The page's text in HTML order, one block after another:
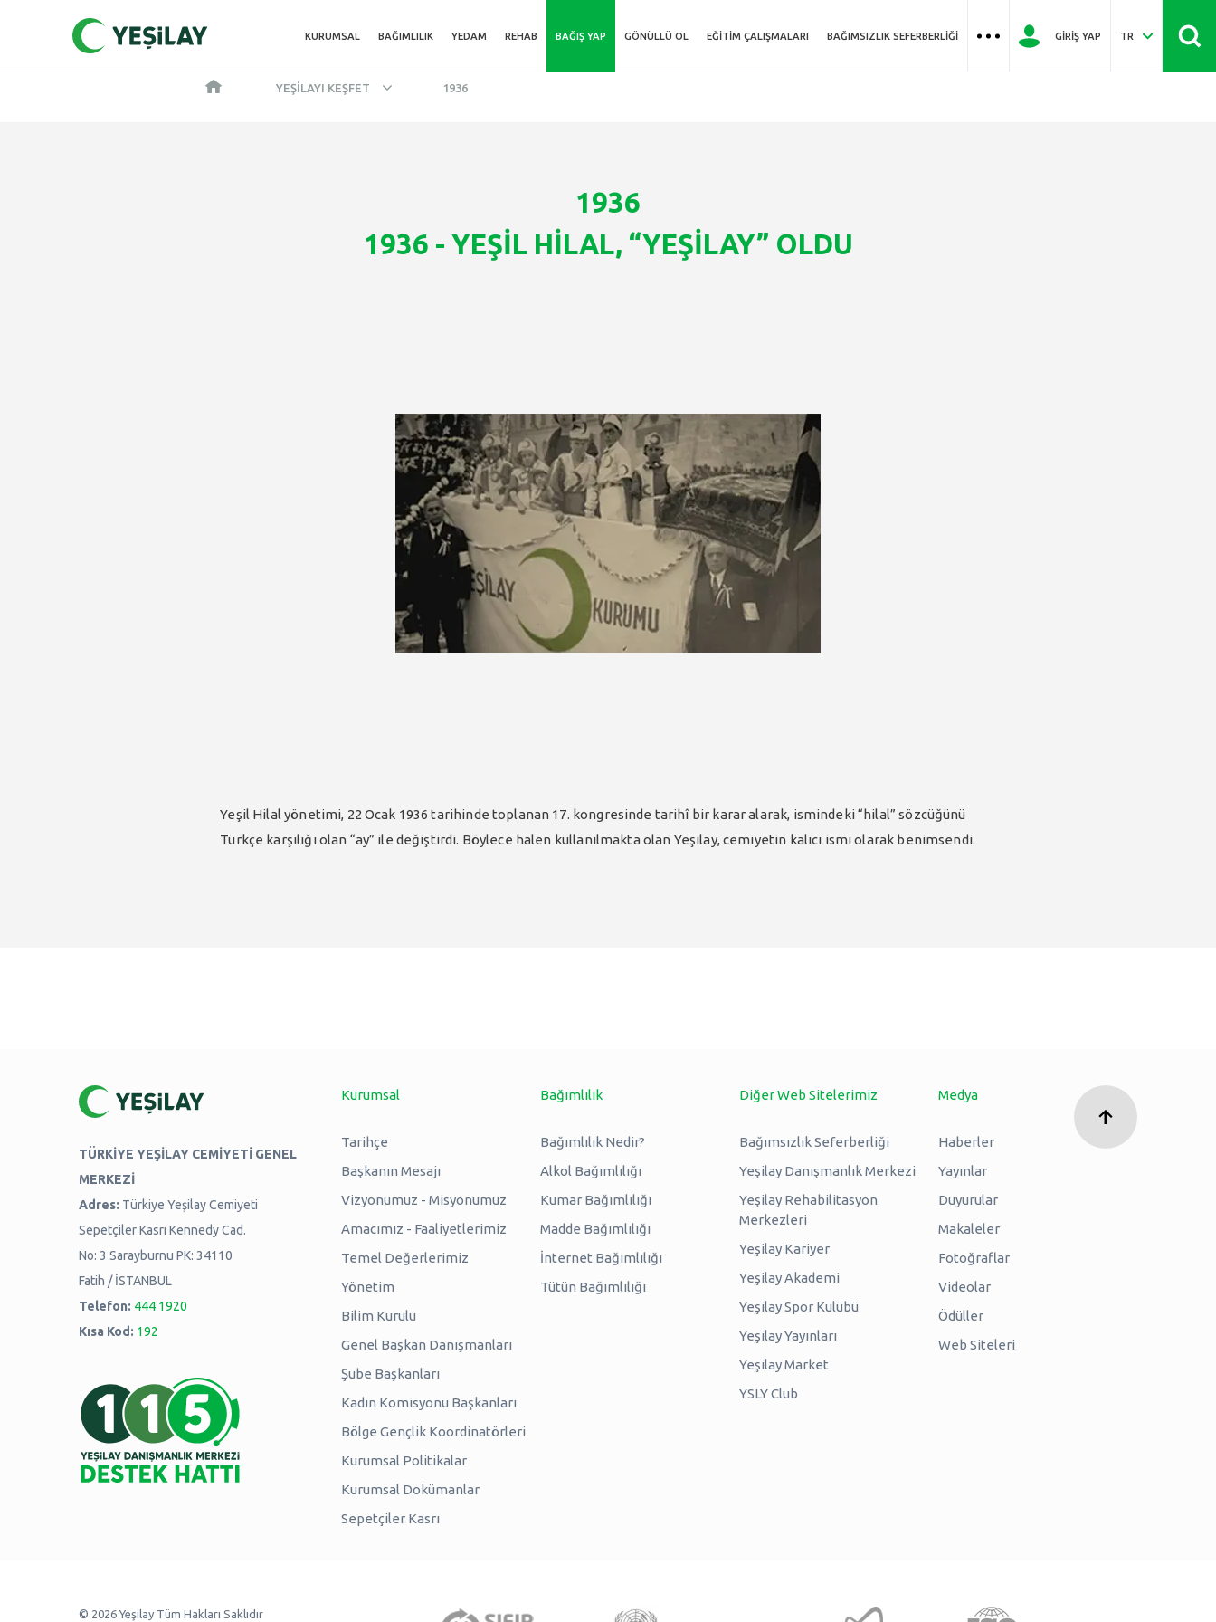
KURUMSAL BAĞIMLILIK YEDAM REHAB BAĞIŞ YAP GÖNÜLLÜ OL EĞITIM ÇALIŞMALARI BAĞIMSIZLIK SEFERBERLIĞI GIRIŞ YAP TR
YEŞILAYI KEŞFET 1936
1936
1936 - YEŞİL HİLAL, “YEŞİLAY” OLDU
Yeşil Hilal yönetimi, 22 Ocak 1936 tarihinde toplanan 17. kongresinde tarihî bir karar alarak, ismindeki “hilal” sözcüğünü
Türkçe karşılığı olan “ay” ile değiştirdi. Böylece halen kullanılmakta olan Yeşilay, cemiyetin kalıcı ismi olarak benimsendi.
TÜRKİYE YEŞİLAY CEMİYETİ GENEL
MERKEZİ
Adres: Türkiye Yeşilay Cemiyeti
Sepetçiler Kasrı Kennedy Cad.
No: 3 Sarayburnu PK: 34110
Fatih / İSTANBUL
Telefon: 444 1920
Kısa Kod: 192
Kurumsal
Tarihçe
Başkanın Mesajı
Vizyonumuz - Misyonumuz
Amacımız - Faaliyetlerimiz
Temel Değerlerimiz
Yönetim
Bilim Kurulu
Genel Başkan Danışmanları
Şube Başkanları
Kadın Komisyonu Başkanları
Bölge Gençlik Koordinatörleri
Kurumsal Politikalar
Kurumsal Dokümanlar
Sepetçiler Kasrı
Bağımlılık
Bağımlılık Nedir?
Alkol Bağımlılığı
Kumar Bağımlılığı
Madde Bağımlılığı
İnternet Bağımlılığı
Tütün Bağımlılığı
Diğer Web Sitelerimiz
Bağımsızlık Seferberliği
Yeşilay Danışmanlık Merkezi
Yeşilay Rehabilitasyon
Merkezleri
Yeşilay Kariyer
Yeşilay Akademi
Yeşilay Spor Kulübü
Yeşilay Yayınları
Yeşilay Market
YSLY Club
Medya
Haberler
Yayınlar
Duyurular
Makaleler
Fotoğraflar
Videolar
Ödüller
Web Siteleri
© 2026 Yeşilay Tüm Hakları Saklıdır